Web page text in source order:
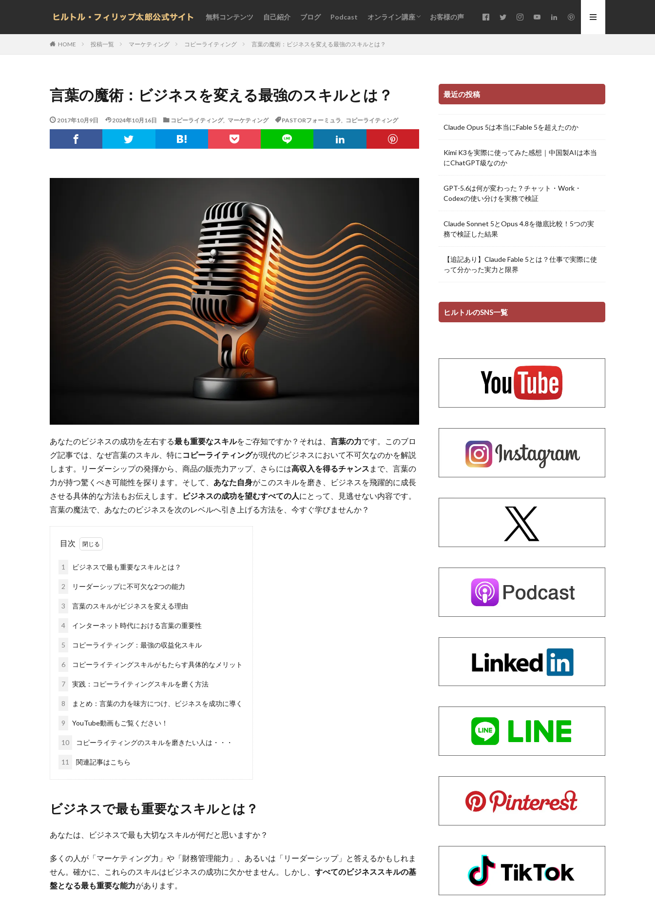
無料コンテンツ 自己紹介 ブログ Podcast オンライン講座 お客様の声
HOME 投稿一覧 マーケティング コピーライティング 言葉の魔術：ビジネスを変える最強のスキルとは？
言葉の魔術：ビジネスを変える最強のスキルとは？
2017年10月9日 2024年10月16日 コピーライティング, マーケティング PASTORフォーミュラ コピーライティング
あなたのビジネスの成功を左右する最も重要なスキルをご存知ですか？それは、 言葉の力です。このブロ
グ記事では、なぜ言葉のスキル、特に コピーライティングが現代のビジネスにおいて不可欠なのかを解説
します。リーダーシップの発揮から、商品の販売力アップ、さらには高収入を得るチャンス まで、言葉の
力が持つ驚くべき可能性を探ります。そして、 あなた自身がこのスキルを磨き、ビジネスを飛躍的に成長
させる具体的な方法もお伝えします。
ビジネスの成功を望むすべての人 にとって、見逃せない内容です。
言葉の魔法で、あなたのビジネスを次のレベルへ引き上げる方法を、今すぐ学びませんか？
目次
1 ビジネスで最も重要なスキルとは？
2 リーダーシップに不可欠な2つの能力
3 言葉のスキルがビジネスを変える理由
4 インターネット時代における言葉の重要性
5 コピーライティング：最強の収益化スキル
6 コピーライティングスキルがもたらす具体的なメリット
7 実践：コピーライティングスキルを磨く方法
8 まとめ：言葉の力を味方につけ、ビジネスを成功に導く
9 YouTube動画もご覧ください！
10 コピーライティングのスキルを磨きたい人は・・・
11 関連記事はこちら
ビジネスで最も重要なスキルとは？
あなたは、ビジネスで最も大切なスキルが何だと思いますか？
多くの人が「マーケティング力」や「財務管理能力」、あるいは「リーダーシップ」と答えるかもしれま
せん。確かに、これらのスキルはビジネスの成功に欠かせません。しかし、 すべてのビジネススキルの基
盤となる最も重要な能力があります。
最近の投稿
Claude Opus 5は本当にFable 5を超えたのか
Kimi K3を実際に使ってみた感想｜中国製AIは本当
にChatGPT級なのか
GPT-5.6は何が変わった？チャット・Work・
Codexの使い分けを実務で検証
Claude Sonnet 5とOpus 4.8を徹底比較！5つの実
務で検証した結果
【追記あり】Claude Fable 5とは？仕事で実際に使
って分かった実力と限界
ヒルトルのSNS一覧